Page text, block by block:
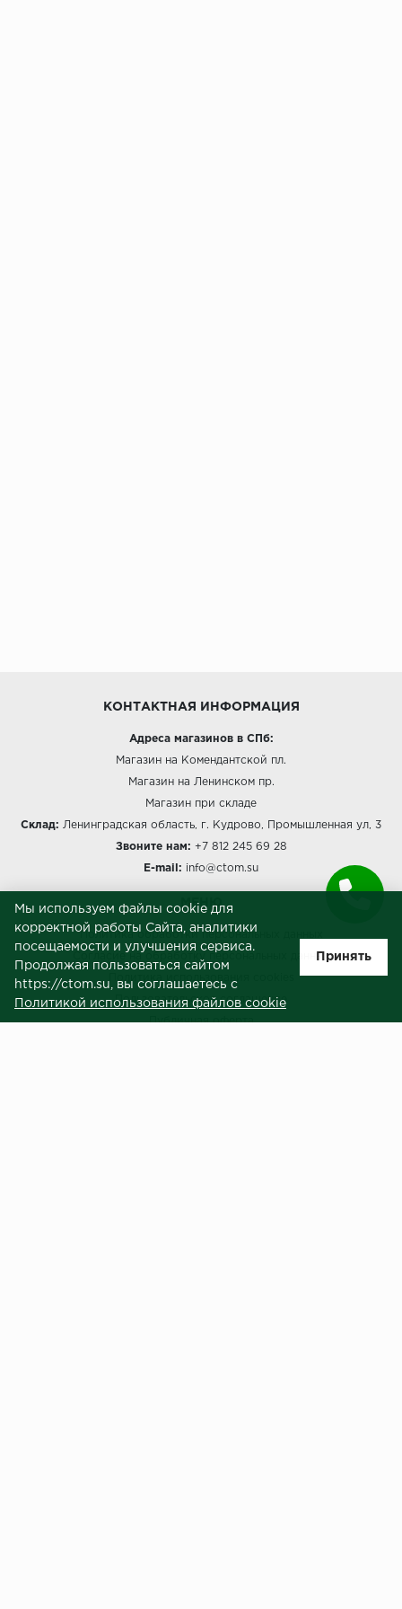
КОНТАКТНАЯ ИНФОРМАЦИЯ
Адреса магазинов в СПб:
Магазин на Комендантской пл.
Магазин на Ленинском пр.
Магазин при складе
Склад: Ленинградская область, г. Кудрово, Промышленная ул, 3
Звоните нам: +7 812 245 69 28
E-mail: info@ctom.su
МЕНЮ
Политика обработки персональных данных
Согласие на обработку персональных данных
Пользовательское соглашение
Публичная оферта
Мы используем файлы cookie для
корректной работы Сайта, аналитики
посещаемости и улучшения сервиса.
Продолжая пользоваться сайтом
https://ctom.su, вы соглашаетесь с
Политикой использования файлов cookie
Принять